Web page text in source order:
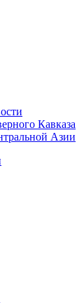
Кавказа
Азии